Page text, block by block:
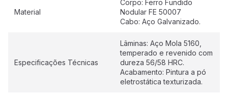
Material
Corpo: Ferro Fundido
Nodular FE 50007
Cabo: Aço Galvanizado.
Especificações Técnicas
Lâminas: Aço Mola 5160,
temperado e revenido com
dureza 56/58 HRC.
Acabamento: Pintura a pó
eletrostática texturizada.